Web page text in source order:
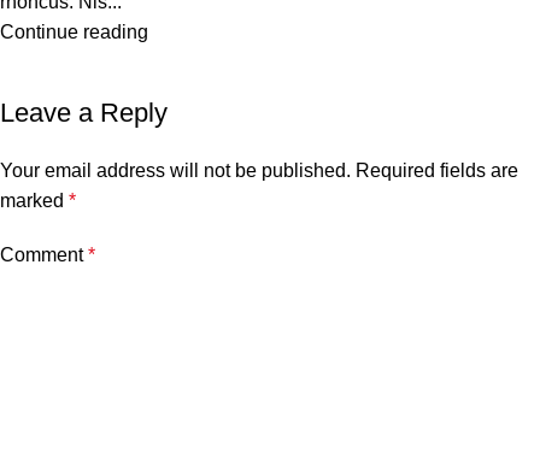
Continue reading
Leave a Reply
Your email address will not be published. Required fields are
marked *
Comment*